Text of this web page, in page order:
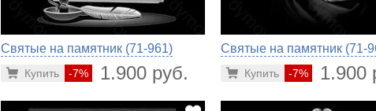
Святые на памятник (71-961)
-7% 1.900 руб.
Купить
Святые на памятник (71-
-7% 1.900
Купить